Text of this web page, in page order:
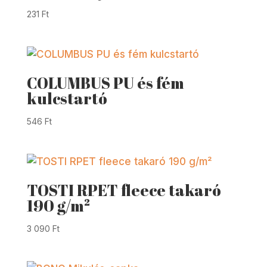
231 Ft
COLUMBUS PU és fém
kulcstartó
546 Ft
TOSTI RPET fleece takaró
190 g/m²
3 090 Ft